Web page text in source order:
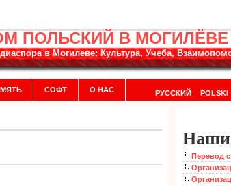
ПОЛЬСКИЙ В МОГИЛЁВЕ
в Могилеве: Культура, Учеба,
СОФТ О НАС РУССКИЙ POLSKI
Наши
Перевод